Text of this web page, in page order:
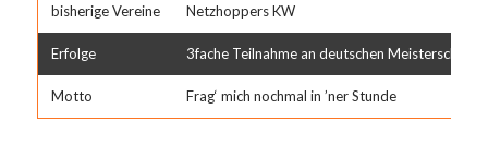
bisherige Vereine Netzhoppers KW
Erfolge 3fache Teilnahme an deutschen
Motto Frag‘ mich nochmal in ’ner Stunde